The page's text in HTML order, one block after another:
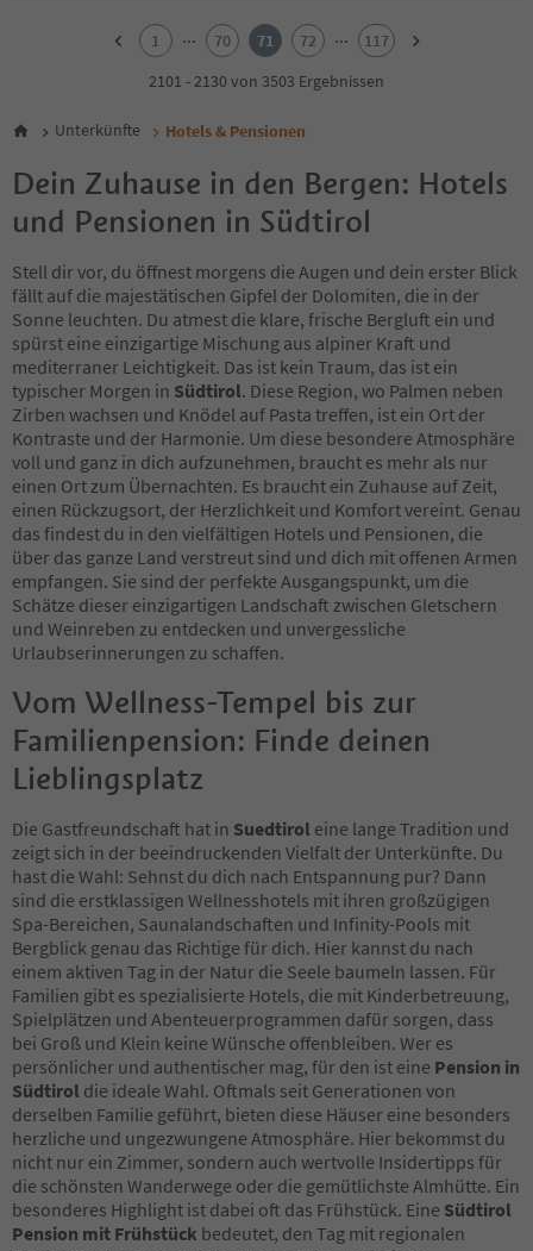
6
8
9
10
12
13
14
15
16
17
18
19
20
21
22
23
24
25
26
27
28
30
31
32
33
34
35
36
37
38
39
40
41
42
43
44
45
46
47
48
49
50
51
52
53
1 ... 70 71 72 ...
117
2101 - 2130 von 3503 Ergebnissen
Unterkünfte Hotels & Pensionen
Dein Zuhause in den Bergen: Hotels
und Pensionen in Südtirol
Stell dir vor, du öffnest morgens die Augen und dein erster Blick
fällt auf die majestätischen Gipfel der Dolomiten, die in der
Sonne leuchten. Du atmest die klare, frische Bergluft ein und
spürst eine einzigartige Mischung aus alpiner Kraft und
mediterraner Leichtigkeit. Das ist kein Traum, das ist ein
typischer Morgen in Südtirol. Diese Region, wo Palmen neben
Zirben wachsen und Knödel auf Pasta treffen, ist ein Ort der
Kontraste und der Harmonie. Um diese besondere Atmosphäre
voll und ganz in dich aufzunehmen, braucht es mehr als nur
einen Ort zum Übernachten. Es braucht ein Zuhause auf Zeit,
einen Rückzugsort, der Herzlichkeit und Komfort vereint. Genau
das findest du in den vielfältigen Hotels und Pensionen, die
über das ganze Land verstreut sind und dich mit offenen Armen
empfangen. Sie sind der perfekte Ausgangspunkt, um die
Schätze dieser einzigartigen Landschaft zwischen Gletschern
und Weinreben zu entdecken und unvergessliche
Urlaubserinnerungen zu schaffen.
Vom Wellness-Tempel bis zur
Familienpension: Finde deinen
Lieblingsplatz
Die Gastfreundschaft hat in Suedtirol eine lange Tradition und
zeigt sich in der beeindruckenden Vielfalt der Unterkünfte. Du
hast die Wahl: Sehnst du dich nach Entspannung pur? Dann
sind die erstklassigen Wellnesshotels mit ihren großzügigen
Spa-Bereichen, Saunalandschaften und Infinity-Pools mit
Bergblick genau das Richtige für dich. Hier kannst du nach
einem aktiven Tag in der Natur die Seele baumeln lassen. Für
Familien gibt es spezialisierte Hotels, die mit Kinderbetreuung,
Spielplätzen und Abenteuerprogrammen dafür sorgen, dass
bei Groß und Klein keine Wünsche offenbleiben. Wer es
persönlicher und authentischer mag, für den ist eine Pension in
Südtirol die ideale Wahl. Oftmals seit Generationen von
derselben Familie geführt, bieten diese Häuser eine besonders
herzliche und ungezwungene Atmosphäre. Hier bekommst du
nicht nur ein Zimmer, sondern auch wertvolle Insidertipps für
die schönsten Wanderwege oder die gemütlichste Almhütte. Ein
besonderes Highlight ist dabei oft das Frühstück. Eine Südtirol
Pension mit Frühstück bedeutet, den Tag mit regionalen